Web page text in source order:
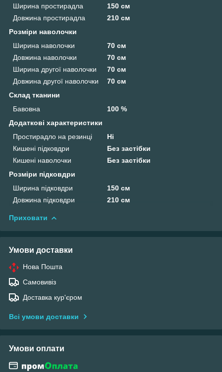
Ширина простирадла
150 см
Довжина простирадла
210 см
Розміри наволочки
Ширина наволочки
70 см
Довжина наволочки
70 см
Ширина другої наволочки
70 см
Довжина другої наволочки
70 см
Склад тканини
Бавовна
100 %
Додаткові характеристики
Простирадло на резинці
Ні
Кишені підковдри
Без застібки
Кишені наволочки
Без застібки
Розміри підковдри
Ширина підковдри
150 см
Довжина підковдри
210 см
Приховати
Умови доставки
Нова Пошта
Самовивіз
Доставка кур'єром
Всі умови доставки
Умови оплати